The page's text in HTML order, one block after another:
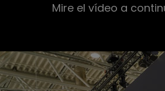
Mire el vídeo a